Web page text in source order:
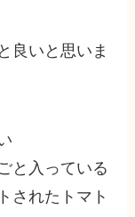
良いと思いま
と入っている
されたトマト